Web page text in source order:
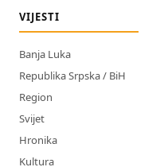
VIJESTI
Banja Luka
Republika Srpska / BiH
Region
Svijet
Hronika
Kultura